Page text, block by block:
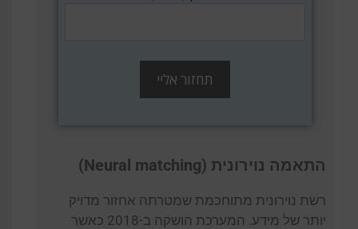
התאמה נוירונית (Neural matching)
רשת נוירונית מתוחכמת שמטרתה אחזור מדויק
יותר של מידע. המערכת הושקה ב-2018 כאשר